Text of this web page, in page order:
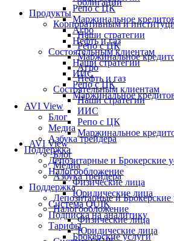
Репо с ЦК
Маржинальное
Агро
Нефть и газ
Состоятельным клиентам
Наши стратегии
ИИС
Репо с ЦК
Маржинальное
AVI View
Блог
Медиа
Азбука трейдера
Поддержка
Депозитарные и Брокерские
Налогообложение
Физические лица
Юридические лица
Система QUIK
Подписка на аналитику
Тарифы
Брокерские услуги
облигаций
Продукты
Корпоративным и
Наши стратегии
Репо с ЦК
Маржинальное
Агро
Нефть и газ
Состоятельным клиентам
Наши стратегии
ИИС
Репо с ЦК
Маржинальное
AVI View
Блог
Медиа
Азбука трейдера
Поддержка
Депозитарные и Брокерские
Налогообложение
Физические лица
Юридические лица